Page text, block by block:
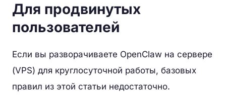
Для продвинутых
пользователей
Если вы разворачиваете OpenClaw на сервере
(VPS) для круглосуточной работы, базовых
правил из этой статьи недостаточно.